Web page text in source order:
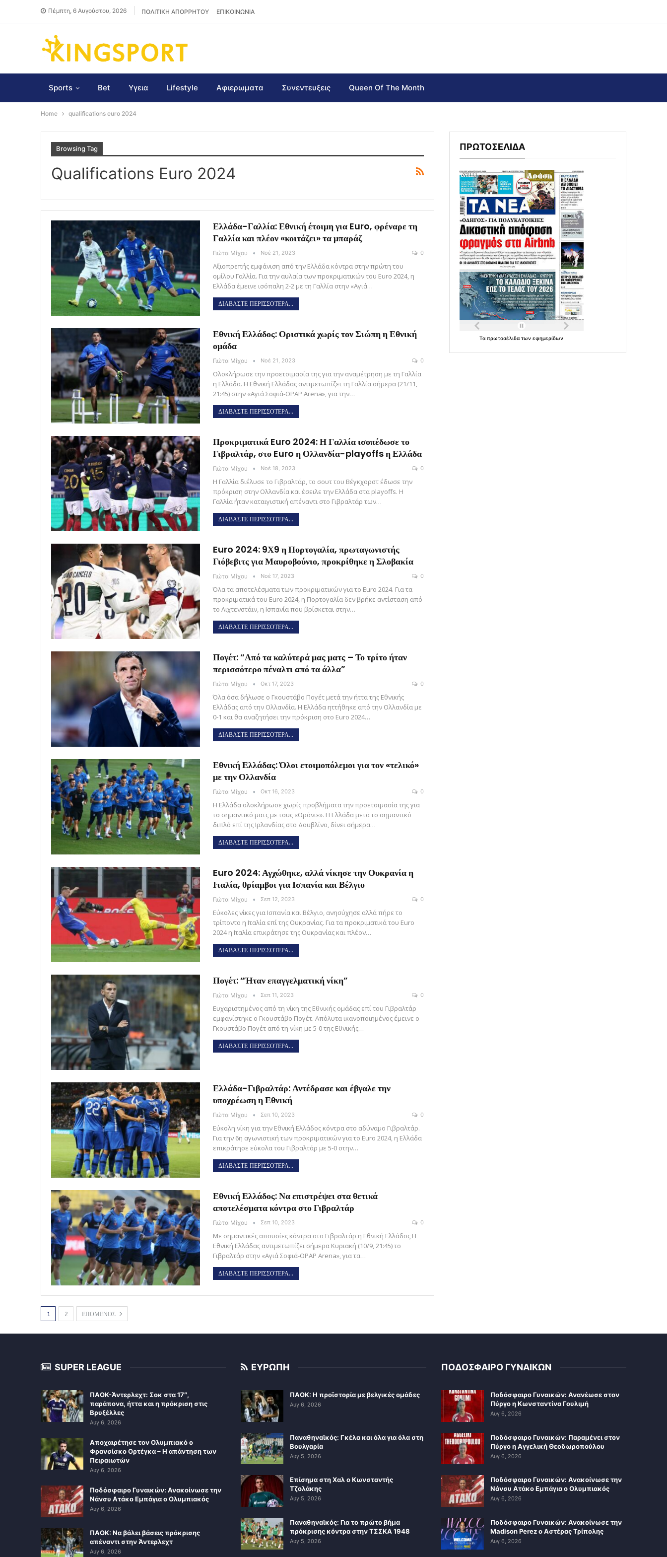
Πέμπτη, 6 Αυγούστου, 2026 ΠΟΛΙΤΙΚΗ ΑΠΟΡΡΗΤΟΥ ΕΠΙΚΟΙΝΩΝΙΑ
Sports Bet Υγεια Lifestyle Αφιερωματα Συνεντευξεις Queen Of The Month
Home qualifications euro 2024
Browsing Tag
Qualifications Euro 2024
Ελλάδα-Γαλλία: Εθνική έτοιμη για Euro, φρέναρε τη
Γαλλία και πλέον «κοιτάζει» τα μπαράζ
Γιώτα Μίχου Νοέ 21, 2023 0
Αξιοπρεπής εμφάνιση από την Ελλάδα κόντρα στην πρώτη του
ομίλου Γαλλία. Για την αυλαία των προκριματικών του Euro 2024, η
Ελλάδα έμεινε ισόπαλη 2-2 με τη Γαλλία στην «Αγιά…
ΔΙΑΒΑΣΤΕ ΠΕΡΙΣΣΟΤΕΡΑ...
Εθνική Ελλάδος: Οριστικά χωρίς τον Σιώπη η Εθνική
ομάδα
Γιώτα Μίχου Νοέ 21, 2023 0
Ολοκλήρωσε την προετοιμασία της για την αναμέτρηση με τη Γαλλία
η Ελλάδα. Η Εθνική Ελλάδας αντιμετωπίζει τη Γαλλία σήμερα (21/11,
21:45) στην «Αγιά Σοφιά-OPAP Arena», για την…
ΔΙΑΒΑΣΤΕ ΠΕΡΙΣΣΟΤΕΡΑ...
Προκριματικά Euro 2024: Η Γαλλία ισοπέδωσε το
Γιβραλτάρ, στο Euro η Ολλανδία-playoffs η Ελλάδα
Γιώτα Μίχου Νοέ 18, 2023 0
Η Γαλλία διέλυσε το Γιβραλτάρ, το σουτ του Βέγκχορστ έδωσε την
πρόκριση στην Ολλανδία και έσειλε την Ελλάδα στα playoffs. Η
Γαλλία ήταν καταιγιστική απέναντι στο Γιβραλτάρ των…
ΔΙΑΒΑΣΤΕ ΠΕΡΙΣΣΟΤΕΡΑ...
Euro 2024: 9Χ9 η Πορτογαλία, πρωταγωνιστής
Γιόβεβιτς για Μαυροβούνιο, προκρίθηκε η Σλοβακία
Γιώτα Μίχου Νοέ 17, 2023 0
Όλα τα αποτελέσματα των προκριματικών για το Euro 2024. Για τα
προκριματικά του Euro 2024, η Πορτογαλία δεν βρήκε αντίσταση από
το Λιχτενστάιν, η Ισπανία που βρίσκεται στην…
ΔΙΑΒΑΣΤΕ ΠΕΡΙΣΣΟΤΕΡΑ...
Πογέτ: “Από τα καλύτερά μας ματς – Το τρίτο ήταν
περισσότερο πέναλτι από τα άλλα”
Γιώτα Μίχου Οκτ 17, 2023 0
Όλα όσα δήλωσε ο Γκουστάβο Πογέτ μετά την ήττα της Εθνικής
Ελλάδας από την Ολλανδία. Η Ελλάδα ηττήθηκε από την Ολλανδία με
0-1 και θα αναζητήσει την πρόκριση στο Euro 2024…
ΔΙΑΒΑΣΤΕ ΠΕΡΙΣΣΟΤΕΡΑ...
Εθνική Ελλάδας: Όλοι ετοιμοπόλεμοι για τον «τελικό»
με την Ολλανδία
Γιώτα Μίχου Οκτ 16, 2023 0
Η Ελλάδα ολοκλήρωσε χωρίς προβλήματα την προετοιμασία της για
το σημαντικό ματς με τους «Οράνιε». Η Ελλάδα μετά το σημαντικό
διπλό επί της Ιρλανδίας στο Δουβλίνο, δίνει σήμερα…
ΔΙΑΒΑΣΤΕ ΠΕΡΙΣΣΟΤΕΡΑ...
Euro 2024: Αγχώθηκε, αλλά νίκησε την Ουκρανία η
Ιταλία, θρίαμβοι για Ισπανία και Βέλγιο
Γιώτα Μίχου Σεπ 12, 2023 0
Εύκολες νίκες για Ισπανία και Βέλγιο, ανησύχησε αλλά πήρε το
τρίποντο η Ιταλία επί της Ουκρανίας. Για τα προκριματικά του Euro
2024 η Ιταλία επικράτησε της Ουκρανίας και πλέον…
ΔΙΑΒΑΣΤΕ ΠΕΡΙΣΣΟΤΕΡΑ...
Πογέτ: “Ήταν επαγγελματική νίκη”
Γιώτα Μίχου Σεπ 11, 2023 0
Ευχαριστημένος από τη νίκη της Εθνικής ομάδας επί του Γιβραλτάρ
εμφανίστηκε ο Γκουστάβο Πογέτ. Απόλυτα ικανοποιημένος έμεινε ο
Γκουστάβο Πογέτ από τη νίκη με 5-0 της Εθνικής…
ΔΙΑΒΑΣΤΕ ΠΕΡΙΣΣΟΤΕΡΑ...
Ελλάδα-Γιβραλτάρ: Αντέδρασε και έβγαλε την
υποχρέωση η Εθνική
Γιώτα Μίχου Σεπ 10, 2023 0
Εύκολη νίκη για την Εθνική Ελλάδος κόντρα στο αδύναμο Γιβραλτάρ.
Για την 6η αγωνιστική των προκριματικών για το Euro 2024, η Ελλάδα
επικράτησε εύκολα του Γιβραλτάρ με 5-0 στην…
ΔΙΑΒΑΣΤΕ ΠΕΡΙΣΣΟΤΕΡΑ...
Εθνική Ελλάδος: Να επιστρέψει στα θετικά
αποτελέσματα κόντρα στο Γιβραλτάρ
Γιώτα Μίχου Σεπ 10, 2023 0
Με σημαντικές απουσίες κόντρα στο Γιβραλτάρ η Εθνική Ελλάδος Η
Εθνική Ελλάδας αντιμετωπίζει σήμερα Κυριακή (10/9, 21:45) το
Γιβραλτάρ στην «Αγιά Σοφιά-OPAP Arena», για τα…
ΔΙΑΒΑΣΤΕ ΠΕΡΙΣΣΟΤΕΡΑ...
1 2 ΕΠΟΜΕΝΟΣ
ΠΡΩΤΟΣΕΛΙΔΑ
Ταπρωτοσέλιδατωνεφημερίδων
SUPER LEAGUE
ΠΑΟΚ-Άντερλεχτ: Σοκ στα 17″,
παράπονα, ήττα και η πρόκριση στις
Βρυξέλλες
Αυγ 6, 2026
Αποχαιρέτησε τον Ολυμπιακό ο
Φρανσίσκο Ορτέγκα – Η απάντηση των
Πειραιωτών
Αυγ 6, 2026
Ποδόσφαιρο Γυναικών: Ανακοίνωσε την
Νάνσυ Ατάκο Εμπάγια ο Ολυμπιακός
Αυγ 6, 2026
ΠΑΟΚ: Να βάλει βάσεις πρόκρισης
απέναντι στην Άντερλεχτ
Αυγ 6, 2026
ΕΥΡΩΠΗ
ΠΑΟΚ: Η προϊστορία με βελγικές ομάδες
Αυγ 6, 2026
Παναθηναϊκός: Γκέλα και όλα για όλα στη
Βουλγαρία
Αυγ 5, 2026
Επίσημα στη Χαλ ο Κωνσταντής
Τζολάκης
Αυγ 5, 2026
Παναθηναϊκός: Για το πρώτο βήμα
πρόκρισης κόντρα στην ΤΣΣΚΑ 1948
Αυγ 5, 2026
ΠΟΔΟΣΦΑΙΡΟ ΓΥΝΑΙΚΩΝ
Ποδόσφαιρο Γυναικών: Ανανέωσε στον
Πύργο η Κωνσταντίνα Γουλιμή
Αυγ 6, 2026
Ποδόσφαιρο Γυναικών: Παραμένει στον
Πύργο η Αγγελική Θεοδωροπούλου
Αυγ 6, 2026
Ποδόσφαιρο Γυναικών: Ανακοίνωσε την
Νάνσυ Ατάκο Εμπάγια ο Ολυμπιακός
Αυγ 6, 2026
Ποδόσφαιρο Γυναικών: Ανακοίνωσε την
Madison Perez ο Αστέρας Τρίπολης
Αυγ 6, 2026